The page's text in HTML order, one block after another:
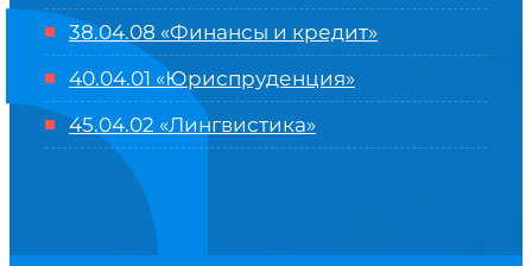
38.04.08 «Финансы и кредит»
40.04.01 «Юриспруденция»
45.04.02 «Лингвистика»